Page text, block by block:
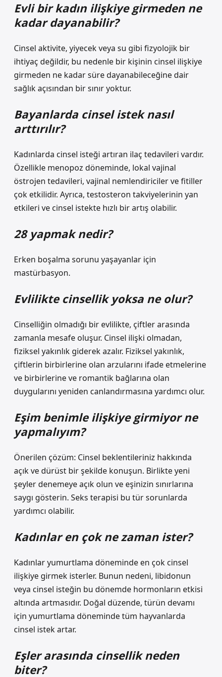
Evli bir kadın ilişkiye girmeden ne
kadar dayanabilir?
Cinsel aktivite, yiyecek veya su gibi fizyolojik bir
ihtiyaç değildir, bu nedenle bir kişinin cinsel ilişkiye
girmeden ne kadar süre dayanabileceğine dair
sağlık açısından bir sınır yoktur.
Bayanlarda cinsel istek nasıl
arttırılır?
Kadınlarda cinsel isteği artıran ilaç tedavileri vardır.
Özellikle menopoz döneminde, lokal vajinal
östrojen tedavileri, vajinal nemlendiriciler ve fitiller
çok etkilidir. Ayrıca, testosteron takviyelerinin yan
etkileri ve cinsel istekte hızlı bir artış olabilir.
28 yapmak nedir?
Erken boşalma sorunu yaşayanlar için
mastürbasyon.
Evlilikte cinsellik yoksa ne olur?
Cinselliğin olmadığı bir evlilikte, çiftler arasında
zamanla mesafe oluşur. Cinsel ilişki olmadan,
fiziksel yakınlık giderek azalır. Fiziksel yakınlık,
çiftlerin birbirlerine olan arzularını ifade etmelerine
ve birbirlerine ve romantik bağlarına olan
duygularını yeniden canlandırmasına yardımcı olur.
Eşim benimle ilişkiye girmiyor ne
yapmalıyım?
Önerilen çözüm: Cinsel beklentileriniz hakkında
açık ve dürüst bir şekilde konuşun. Birlikte yeni
şeyler denemeye açık olun ve eşinizin sınırlarına
saygı gösterin. Seks terapisi bu tür sorunlarda
yardımcı olabilir.
Kadınlar en çok ne zaman ister?
Kadınlar yumurtlama döneminde en çok cinsel
ilişkiye girmek isterler. Bunun nedeni, libidonun
veya cinsel isteğin bu dönemde hormonların etkisi
altında artmasıdır. Doğal düzende, türün devamı
için yumurtlama döneminde tüm hayvanlarda
cinsel istek artar.
Eşler arasında cinsellik neden
biter?